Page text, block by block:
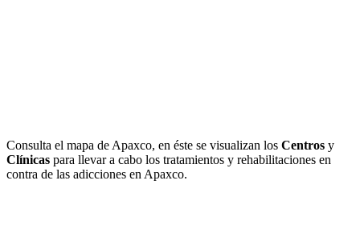
Consulta el mapa de Apaxco, en éste se visualizan los Centros y
Clínicas para llevar a cabo los tratamientos y rehabilitaciones en
contra de las adicciones en Apaxco.